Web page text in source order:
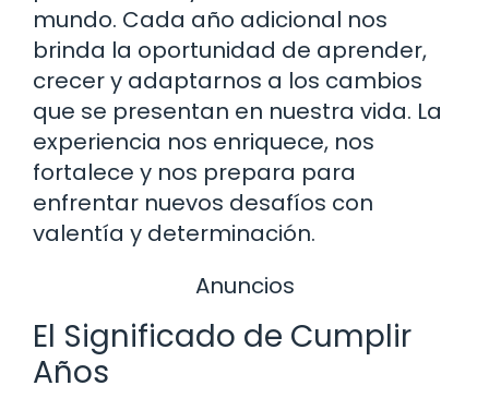
mundo. Cada año adicional nos
brinda la oportunidad de aprender,
crecer y adaptarnos a los cambios
que se presentan en nuestra vida. La
experiencia nos enriquece, nos
fortalece y nos prepara para
enfrentar nuevos desafíos con
valentía y determinación.
Anuncios
El Significado de Cumplir
Años